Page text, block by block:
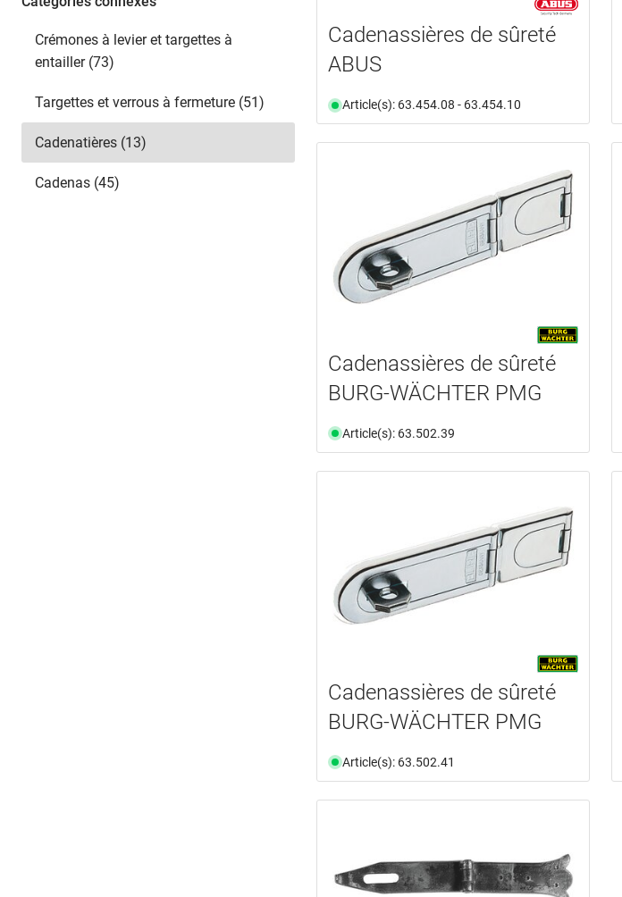
Crémones à levier et targettes à
entailler (73)
Targettes et verrous à fermeture (51)
Cadenatières (13)
Cadenas (45)
Cadenassières de sûreté
ABUS
Article(s): 63.454.08 - 63.454.10
Cadenassières de sûreté
BURG-WÄCHTER PMG
Article(s): 63.502.39
Cadenassières de sûreté
BURG-WÄCHTER PMG
Article(s): 63.502.41